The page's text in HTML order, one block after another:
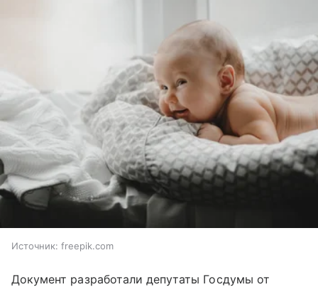
Источник: freepik.com
Документ разработали депутаты Госдумы от